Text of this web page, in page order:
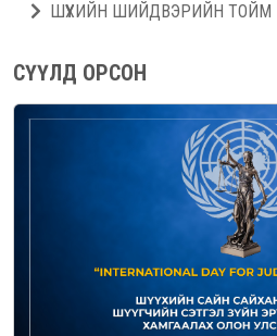
ШҮҮХИЙН ШИЙДВЭРИЙН ТОЙМ
СҮҮЛД ОРСОН